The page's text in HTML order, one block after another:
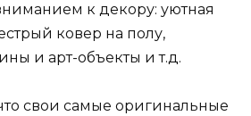
к декору: уютная
ковер на полу,
и арт-объекты и т.д.
свои самые оригинальные